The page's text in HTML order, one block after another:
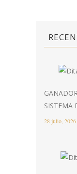
SISTEMA
28 julio, 2026